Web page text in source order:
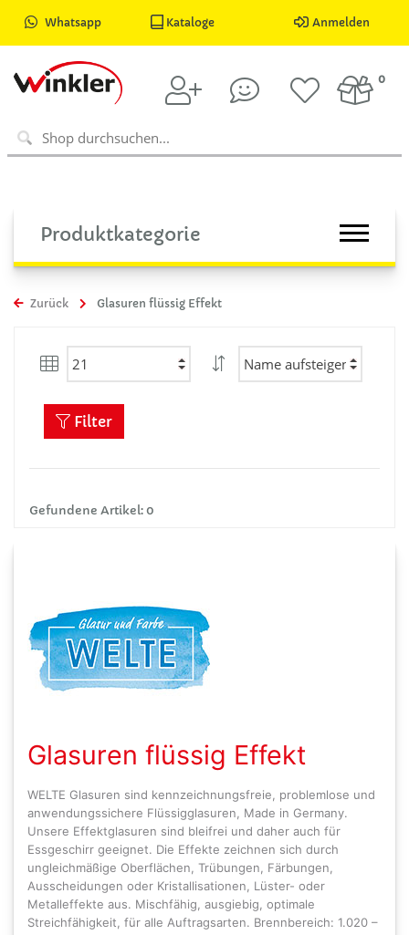
Whatsapp Kataloge Anmelden
0
Produktkategorie
Zurück Glasuren flüssig Effekt
Gefundene Artikel: 0
Filter
Glasuren flüssig Effekt
WELTE Glasuren sind kennzeichnungsfreie, problemlose und
anwendungssichere Flüssigglasuren, Made in Germany.
Unsere Effektglasuren sind bleifrei und daher auch für
Essgeschirr geeignet. Die Effekte zeichnen sich durch
ungleichmäßige Oberflächen, Trübungen, Färbungen,
Ausscheidungen oder Kristallisationen, Lüster- oder
Metalleffekte aus. Mischfähig, ausgiebig, optimale
Streichfähigkeit, für alle Auftragsarten. Brennbereich: 1.020 –